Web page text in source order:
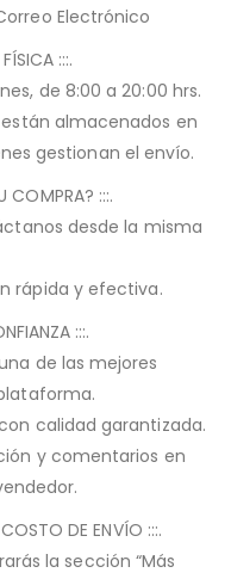
Electrónico
:::.
de 8:00 a 20:00 hrs.
están almacenados en
gestionan el envío.
COMPRA? :::.
desde la misma
rápida y efectiva.
:::.
de las mejores
calidad garantizada.
y comentarios en
DE ENVÍO :::.
la sección “Más